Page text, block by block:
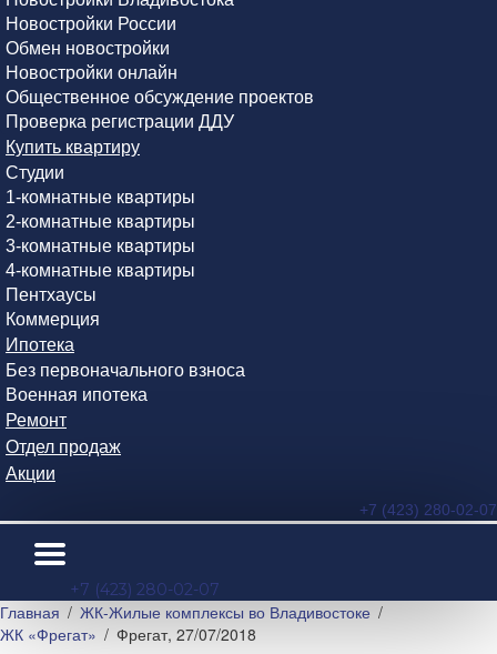
Новостройки России
Обмен новостройки
Новостройки онлайн
Общественное обсуждение проектов
Проверка регистрации ДДУ
Купить квартиру
Студии
1-комнатные квартиры
2-комнатные квартиры
3-комнатные квартиры
4-комнатные квартиры
Пентхаусы
Коммерция
Ипотека
Без первоначального взноса
Военная ипотека
Ремонт
Отдел продаж
Акции
+7 (423) 280-02-07
+7 (423) 280-02-07
Главная
ЖК-Жилые комплексы во Владивостоке
ЖК «Фрегат»
Фрегат, 27/07/2018